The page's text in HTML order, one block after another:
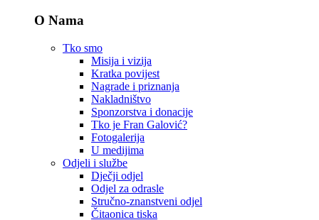
O Nama
Tko smo
Misija i vizija
Kratka povijest
Nagrade i priznanja
Nakladništvo
Sponzorstva i donacije
Tko je Fran Galović?
Fotogalerija
U medijima
Odjeli i službe
Dječji odjel
Odjel za odrasle
Stručno-znanstveni odjel
Čitaonica tiska